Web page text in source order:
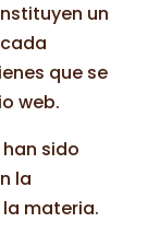
un
que se
web.
sido
la
materia.